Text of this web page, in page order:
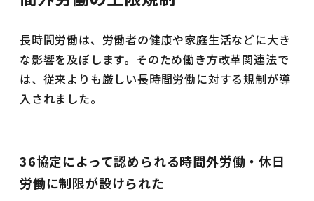
長時間労働は、労働者の健康や家庭生活などに大き
な影響を及ぼします。そのため働き方改革関連法で
は、従来よりも厳しい長時間労働に対する規制が導
入されました。
36協定によって認められる時間外労働・休日
労働に制限が設けられた